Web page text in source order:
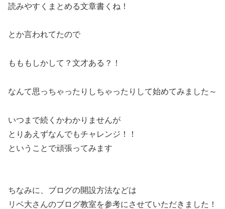
読みやすくまとめる文章書くね！
とか言われてたので
もももしかして？文才ある？！
なんて思っちゃったりしちゃったりして始めてみました～
いつまで続くかわかりませんが
とりあえずなんでもチャレンジ！！
ということで頑張ってみます
ちなみに、ブログの開設方法などは
リベ大さんのブログ教室を参考にさせていただきました！